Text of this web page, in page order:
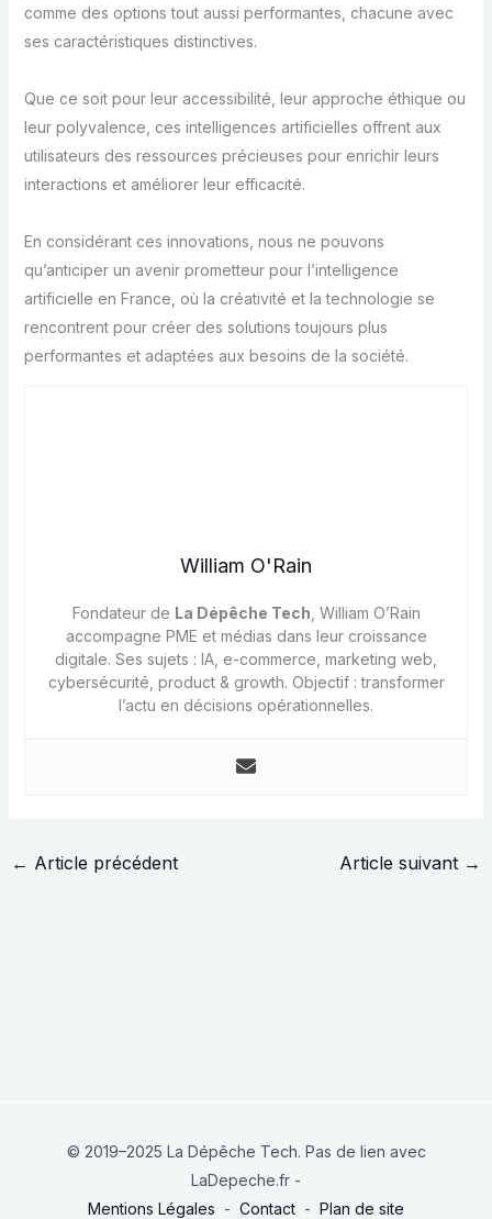
comme des options tout aussi performantes, chacune avec
ses caractéristiques distinctives.
Que ce soit pour leur accessibilité, leur approche éthique ou
leur polyvalence, ces intelligences artificielles offrent aux
utilisateurs des ressources précieuses pour enrichir leurs
interactions et améliorer leur efficacité.
En considérant ces innovations, nous ne pouvons
qu’anticiper un avenir prometteur pour l’intelligence
artificielle en France, où la créativité et la technologie se
rencontrent pour créer des solutions toujours plus
performantes et adaptées aux besoins de la société.
William O'Rain
Fondateur de La Dépêche Tech , William O’Rain
accompagne PME et médias dans leur croissance
digitale. Ses sujets : IA, e-commerce, marketing web,
cybersécurité, product & growth. Objectif : transformer
l’actu en décisions opérationnelles.
← Article précédent Article suivant →
© 2019–2025 La Dépêche Tech. Pas de lien avec
LaDepeche.fr -
Mentions Légales - Contact - Plan de site